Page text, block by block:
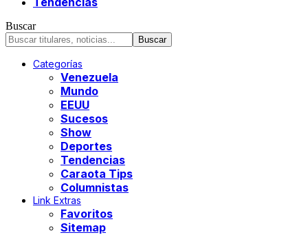
Buscar
Categorías
Venezuela
Mundo
EEUU
Sucesos
Show
Deportes
Tendencias
Caraota Tips
Columnistas
Link Extras
Favoritos
Sitemap